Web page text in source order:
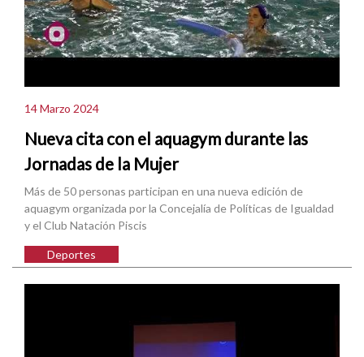
14 Marzo 2024
Nueva cita con el aquagym durante las
Jornadas de la Mujer
Más de 50 personas participan en una nueva edición de
aquagym organizada por la Concejalía de Políticas de Igualdad
y el Club Natación Piscis
Deportes